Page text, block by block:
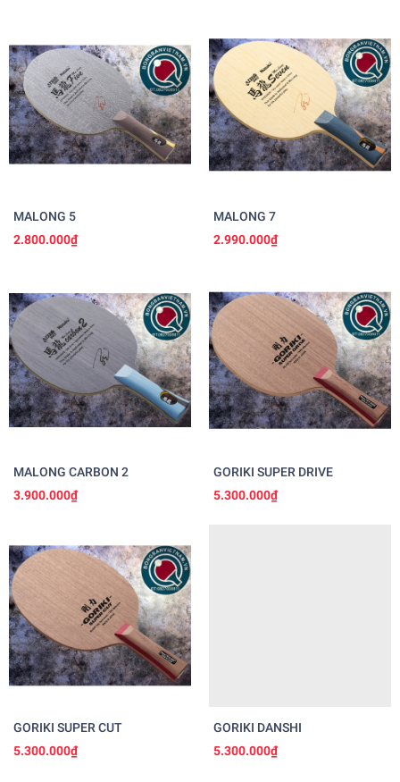
MALONG 5
2.800.000₫
MALONG 7
2.990.000₫
MALONG CARBON 2
3.900.000₫
GORIKI SUPER DRIVE
5.300.000₫
GORIKI SUPER CUT
5.300.000₫
GORIKI DANSHI
5.300.000₫